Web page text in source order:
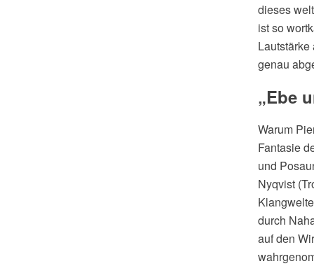
dieses
ist so
genau
„Ebe
Warum
Fantasie
und
Nyqvist
durch
auf den